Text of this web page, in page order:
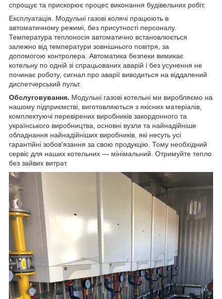
спрощує та прискорює процес виконання будівельних робіт.
Експлуатація. Модульні газові колячі працюють в
автоматичному режимі, без присутності персоналу.
Температура теплоносія автоматично встановлюється
залежно від температури зовнішнього повітря, за
допомогою контролера. Автоматика безпеки вимикає
котельну по одній зі спрацьованих аварій і без усунення не
починає роботу, сигнал про аварії виводиться на віддалений
диспетчерський пульт.
Обслуговування. Модульні газові котельні ми виробляємо на
нашому підприємстві, виготовляються з якісних матеріалів,
комплектуючі перевірених виробників закордонного та
українського виробництва, основні вузли та найнадійніше
обладнання найнадійніших виробників, які несуть усі
гарантійні зобов'язання за свою продукцію. Тому необхідний
сервіс для наших котельних — мінімальний. Отримуйте тепло
без зайвих витрат.